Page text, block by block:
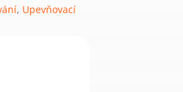
, Upevňovací